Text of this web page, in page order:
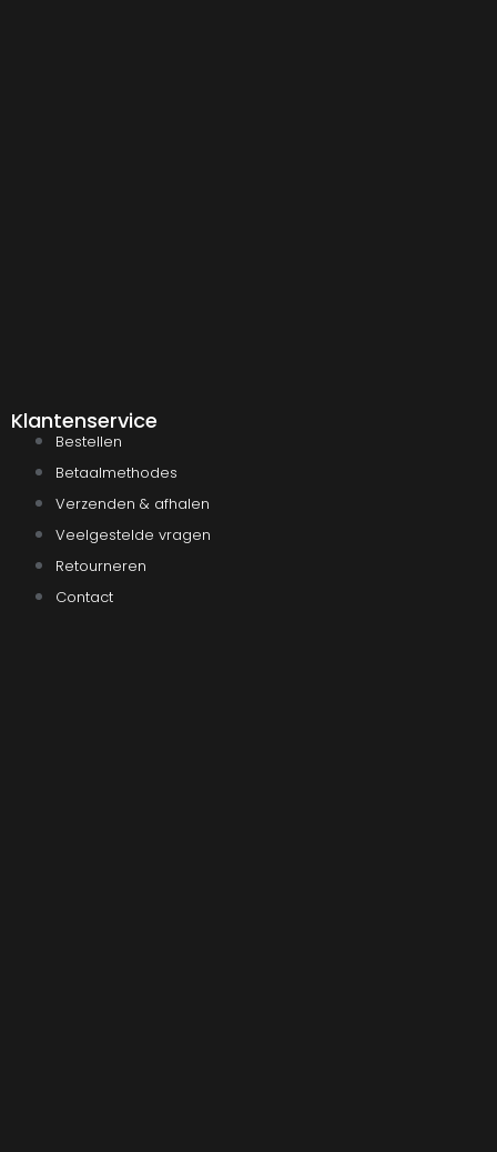
Klantenservice
Bestellen
Betaalmethodes
Verzenden & afhalen
Veelgestelde vragen
Retourneren
Contact